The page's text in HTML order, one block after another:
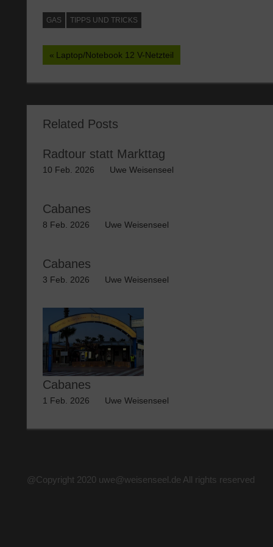
GAS TIPPS UND TRICKS
Beitragsnavigation
Vorheriger
Laptop/Notebook 12 V-Netzteil
Related Posts
Radtour statt Markttag
10 Feb. 2026 Uwe Weisenseel
Cabanes
8 Feb. 2026 Uwe Weisenseel
Cabanes
3 Feb. 2026 Uwe Weisenseel
Cabanes
1 Feb. 2026 Uwe Weisenseel
@Copyright 2020 uwe@weisenseel.de All rights reserved